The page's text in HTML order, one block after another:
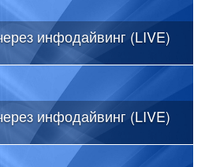
инфодайвинг (LIVE)
инфодайвинг (LIVE)